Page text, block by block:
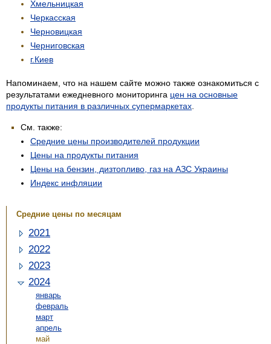
Хмельницкая
Черкасская
Черновицкая
Черниговская
г.Киев
Напоминаем, что на нашем сайте можно также ознакомиться с
результатами ежедневного мониторинга цен на основные
продукты питания в различных супермаркетах
См. также:
Средние цены производителей продукции
Цены на продукты питания
Цены на бензин, дизтопливо, газ на АЗС Украины
Индекс инфляции
Средние цены по месяцам
2021
2022
2023
2024
январь
февраль
март
апрель
май